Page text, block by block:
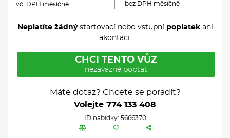
vč. DPH měsíčně bez DPH měsíčně
Neplatíte žádnýstartovací nebo vstupní poplatekani
akontaci.
CHCI TENTO VŮZ
nezávazně poptat
Máte dotaz? Chcete se poradit?
Volejte 774 133 408
ID nabídky: 5666370